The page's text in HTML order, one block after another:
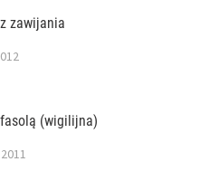
zawijania
(wigilijna)